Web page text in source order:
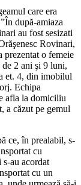
care era
după-amiaza
au fost sesizati
Rovinari,
prezentat o femeie
2 ani şi 9 luni,
et. 4, din imobilul
Echipa
afla la domiciliu
a căzut pe gemul
ce, în prealabil, s-
cu
au acordat
cu un